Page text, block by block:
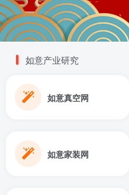
如意产业研究
如意真空网
如意家装网